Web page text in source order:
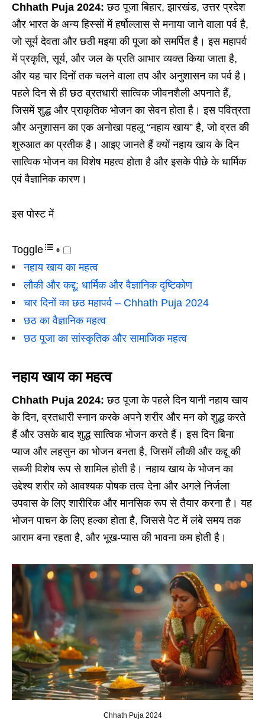
Chhath Puja 2024: छठ पूजा बिहार, झारखंड, उत्तर प्रदेश
और भारत के अन्य हिस्सों में हर्षोल्लास से मनाया जाने वाला पर्व है,
जो सूर्य देवता और छठी मइया की पूजा को समर्पित है। इस महापर्व
में प्रकृति, सूर्य, और जल के प्रति आभार व्यक्त किया जाता है,
और यह चार दिनों तक चलने वाला तप और अनुशासन का पर्व है।
पहले दिन से ही छठ व्रतधारी सात्विक जीवनशैली अपनाते हैं,
जिसमें शुद्ध और प्राकृतिक भोजन का सेवन होता है। इस पवित्रता
और अनुशासन का एक अनोखा पहलू “नहाय खाय” है, जो व्रत की
शुरुआत का प्रतीक है। आइए जानते हैं क्यों नहाय खाय के दिन
सात्विक भोजन का विशेष महत्व होता है और इसके पीछे के धार्मिक
एवं वैज्ञानिक कारण।
इस पोस्ट में
Toggle
नहाय खाय का महत्व
लौकी और कद्दू: धार्मिक और वैज्ञानिक दृष्टिकोण
चार दिनों का छठ महापर्व – Chhath Puja 2024
छठ का वैज्ञानिक महत्व
छठ पूजा का सांस्कृतिक और सामाजिक महत्व
नहाय खाय का महत्व
Chhath Puja 2024: छठ पूजा के पहले दिन यानी नहाय खाय
के दिन, व्रतधारी स्नान करके अपने शरीर और मन को शुद्ध करते
हैं और उसके बाद शुद्ध सात्विक भोजन करते हैं। इस दिन बिना
प्याज और लहसुन का भोजन बनता है, जिसमें लौकी और कद्दू की
सब्जी विशेष रूप से शामिल होती है। नहाय खाय के भोजन का
उद्देश्य शरीर को आवश्यक पोषक तत्व देना और अगले निर्जला
उपवास के लिए शारीरिक और मानसिक रूप से तैयार करना है। यह
भोजन पाचन के लिए हल्का होता है, जिससे पेट में लंबे समय तक
आराम बना रहता है, और भूख-प्यास की भावना कम होती है।
Chhath Puja 2024